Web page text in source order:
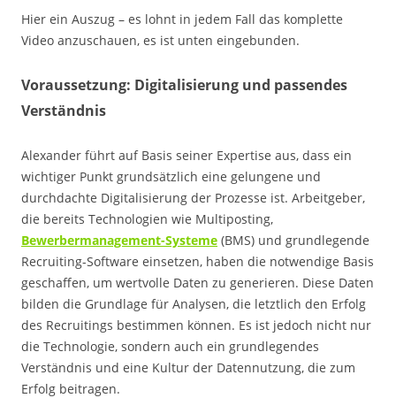
Hier ein Auszug – es lohnt in jedem Fall das komplette
Video anzuschauen, es ist unten eingebunden.
Voraussetzung: Digitalisierung und passendes
Verständnis
Alexander führt auf Basis seiner Expertise aus, dass ein
wichtiger Punkt grundsätzlich eine gelungene und
durchdachte Digitalisierung der Prozesse ist. Arbeitgeber,
die bereits Technologien wie Multiposting,
Bewerbermanagement-Systeme (BMS) und grundlegende
Recruiting-Software einsetzen, haben die notwendige Basis
geschaffen, um wertvolle Daten zu generieren. Diese Daten
bilden die Grundlage für Analysen, die letztlich den Erfolg
des Recruitings bestimmen können. Es ist jedoch nicht nur
die Technologie, sondern auch ein grundlegendes
Verständnis und eine Kultur der Datennutzung, die zum
Erfolg beitragen.